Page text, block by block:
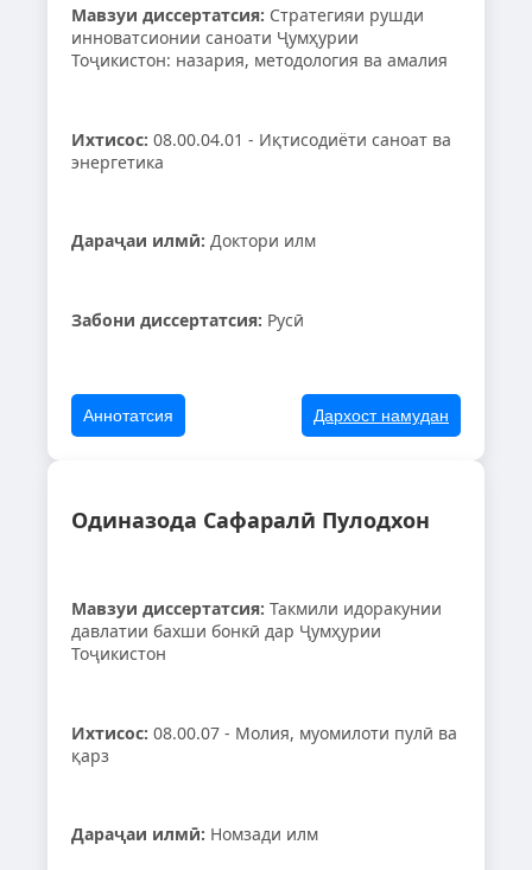
Мавзуи диссертатсия: Стратегияи рушди
инноватсионии саноати Ҷумҳурии
Тоҷикистон: назария, методология ва амалия
Ихтисос: 08.00.04.01 - Иқтисодиёти саноат ва
энергетика
Дараҷаи илмӣ: Доктори илм
Забони диссертатсия: Русӣ
Аннотатсия Дархост намудан
Одиназода Сафаралӣ Пулодхон
Мавзуи диссертатсия: Такмили идоракунии
давлатии бахши бонкӣ дар Ҷумҳурии
Тоҷикистон
Ихтисос: 08.00.07 - Молия, муомилоти пулӣ ва
қарз
Дараҷаи илмӣ: Номзади илм